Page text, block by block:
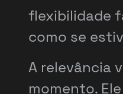
flexibilidade
como se
A relevância
momento.